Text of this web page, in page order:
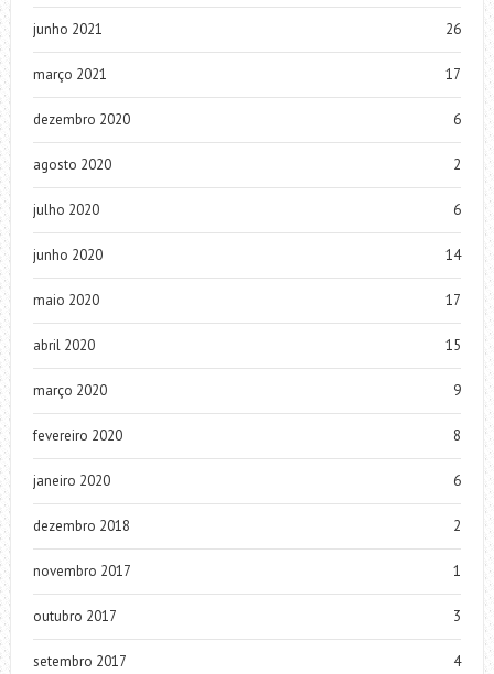
junho 2021 26
março 2021 17
dezembro 2020 6
agosto 2020 2
julho 2020 6
junho 2020 14
maio 2020 17
abril 2020 15
março 2020 9
fevereiro 2020 8
janeiro 2020 6
dezembro 2018 2
novembro 2017 1
outubro 2017 3
setembro 2017 4